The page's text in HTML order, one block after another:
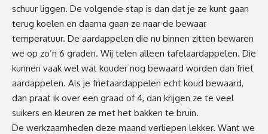
schuur liggen. De volgende stap is dan dat je ze kunt gaan
terug koelen en daarna gaan ze naar de bewaar
temperatuur. De aardappelen die nu binnen zitten bewaren
we op zo’n 6 graden. Wij telen alleen tafelaardappelen. Die
kunnen vaak wel wat kouder nog bewaard worden dan friet
aardappelen. Als je frietaardappelen echt koud bewaard,
dan praat ik over een graad of 4, dan krijgen ze te veel
suikers en kleuren ze met het bakken te bruin.
De werkzaamheden deze maand verliepen lekker. Want we